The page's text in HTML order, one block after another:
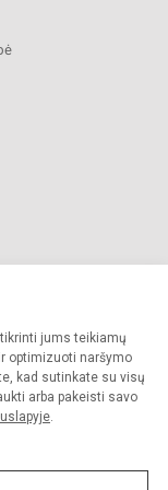
jums teikiamų
optimizuoti naršymo
kad sutinkate su visų
arba pakeisti savo
.
saugomos.
draudžiama.